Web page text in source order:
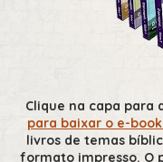
Clique na capa para
para baixar o e-
livros de temas
formato impresso. O